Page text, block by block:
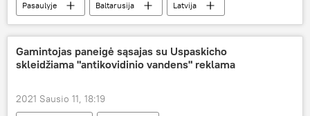
Pasaulyje Baltarusija Latvija
Gamintojas paneigė sąsajas su Uspaskicho
skleidžiama "antikovidinio vandens" reklama
2021 Sausio 11, 18:19